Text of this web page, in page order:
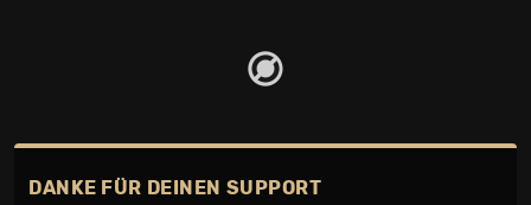
DANKE FÜR DEINEN SUPPORT